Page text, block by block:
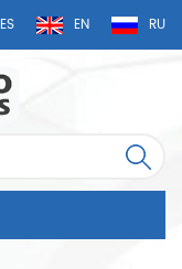
ES EN RU